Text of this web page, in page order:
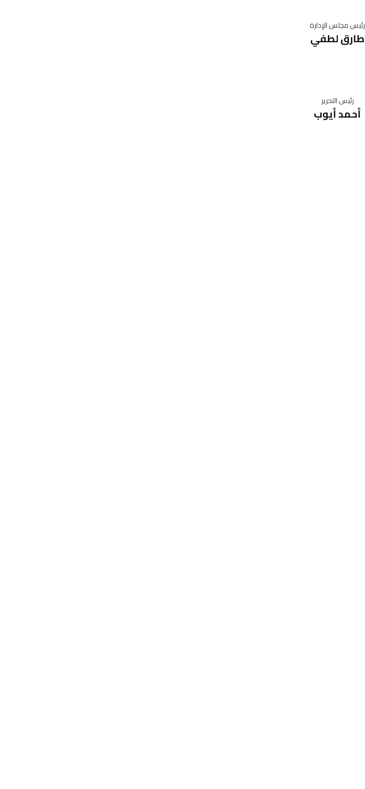
رئيس مجلس الإدارة
طارق لطفي
رئيس التحرير
أحمد أيوب